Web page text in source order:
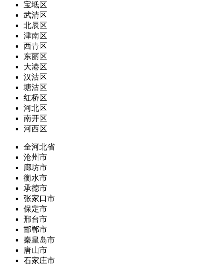
宝坻区
武清区
北辰区
津南区
西青区
东丽区
大港区
汉沽区
塘沽区
红桥区
河北区
南开区
河西区
全河北省
沧州市
廊坊市
衡水市
承德市
张家口市
保定市
邢台市
邯郸市
秦皇岛市
唐山市
石家庄市